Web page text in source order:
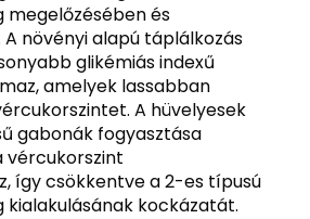
és
A növényi alapú táplálkozás
glikémiás indexű
amelyek lassabban
A hüvelyesek
gabonák fogyasztása
vércukorszint
így csökkentve a 2-es típusú
kockázatát.